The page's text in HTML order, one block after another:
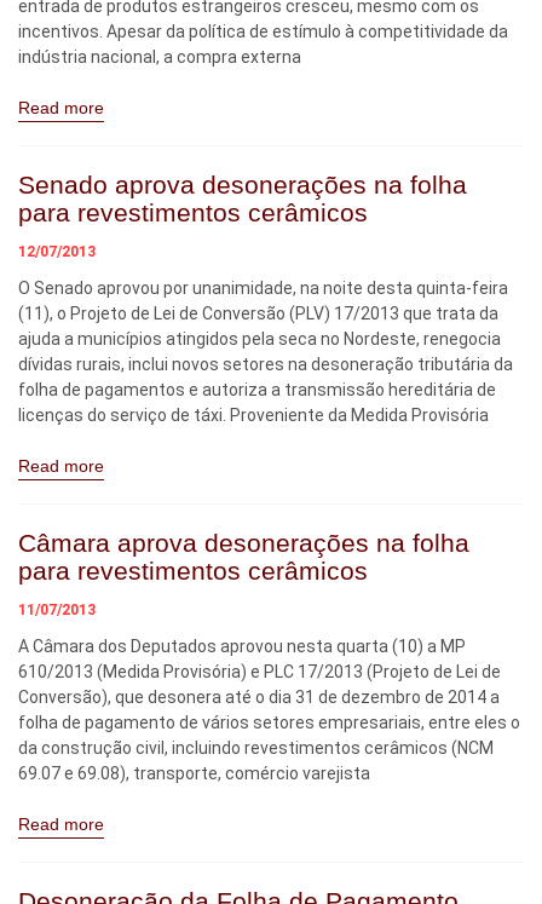
entrada de produtos estrangeiros cresceu, mesmo com os
incentivos. Apesar da política de estímulo à competitividade da
indústria nacional, a compra externa
Read more
Senado aprova desonerações na folha
para revestimentos cerâmicos
12/07/2013
O Senado aprovou por unanimidade, na noite desta quinta-feira
(11), o Projeto de Lei de Conversão (PLV) 17/2013 que trata da
ajuda a municípios atingidos pela seca no Nordeste, renegocia
dívidas rurais, inclui novos setores na desoneração tributária da
folha de pagamentos e autoriza a transmissão hereditária de
licenças do serviço de táxi. Proveniente da Medida Provisória
Read more
Câmara aprova desonerações na folha
para revestimentos cerâmicos
11/07/2013
A Câmara dos Deputados aprovou nesta quarta (10) a MP
610/2013 (Medida Provisória) e PLC 17/2013 (Projeto de Lei de
Conversão), que desonera até o dia 31 de dezembro de 2014 a
folha de pagamento de vários setores empresariais, entre eles o
da construção civil, incluindo revestimentos cerâmicos (NCM
69.07 e 69.08), transporte, comércio varejista
Read more